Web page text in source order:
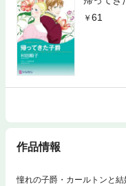
61
作品情報
憧れの子爵・カールトンと